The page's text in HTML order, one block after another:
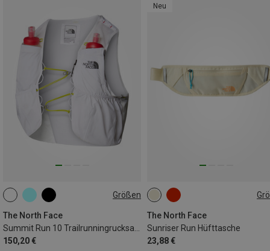
Größen
The North Face
Summit Run 10 Trailrunningrucksack
150,20 €
10L | S 10L | XS
10L | XL
10L | M
Neu
The North Face
Sunriser Run Hüfttasche
23,88 €
0,5L